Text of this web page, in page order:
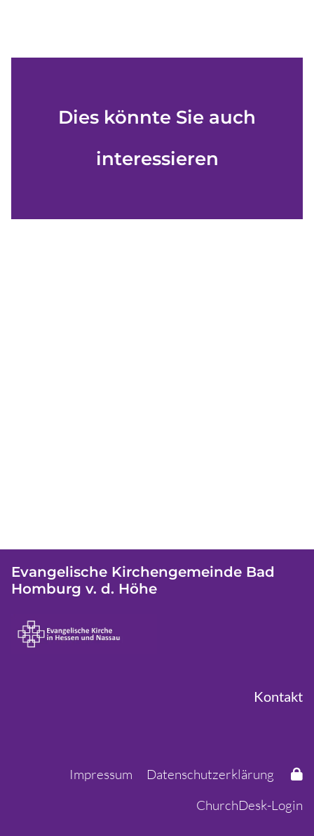
Dies könnte Sie auch
interessieren
Evangelische Kirchengemeinde Bad
Homburg v. d. Höhe
Kontakt
Impressum
Datenschutzerklärung
ChurchDesk-Login